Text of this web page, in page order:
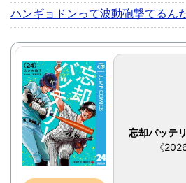
ハンギョドンって波動砲撃てるん
忘却バッテ
《